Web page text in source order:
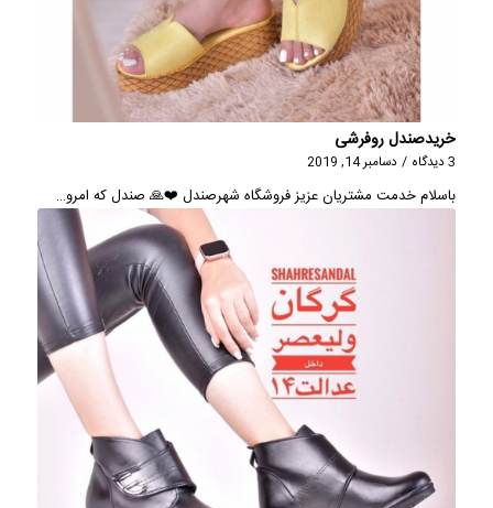
خریدصندل روفرشی
3 دیدگاه / دسامبر 14, 2019
باسلام خدمت مشتریان عزیز فروشگاه شهرصندل ❤️🙏 صندل که امرو…